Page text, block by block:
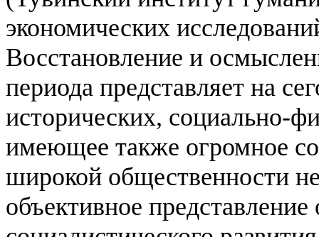
экономических
Восстановление и
периода представляет на
исторических, социально-
имеющее также огромное
широкой общественности
объективное